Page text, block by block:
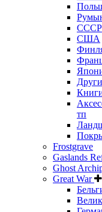
СССР
США
тп
Frostgrave
Gaslands
Ghost
Great War